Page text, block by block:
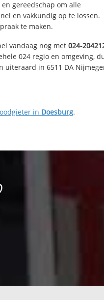
gereedschap om alle
en vakkundig op te lossen.
te maken.
vandaag nog met 024-
024 regio en omgeving,
uiteraard in 6511 DA
in Doesburg.